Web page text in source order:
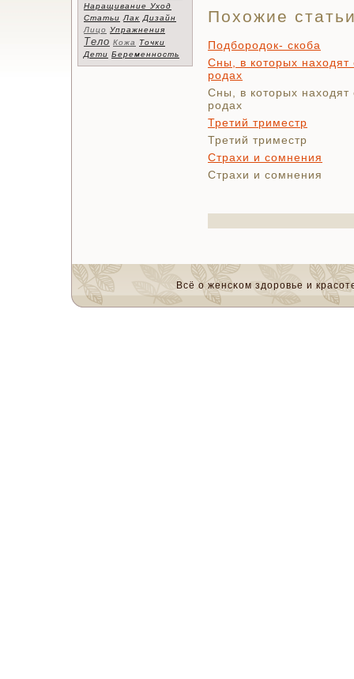
Наращивание Уход
Статьи Лак Дизайн
Лицо Упражнения
Тело Кожа
Точки
Дети Беременность
Похожие
Подбородок- скоба
Сны, в которых
родах
Сны, в которых
родах
Третий триместр
Третий триместр
Страхи и сомнения
Страхи и сомнения
Всё о женсκом здоровье и